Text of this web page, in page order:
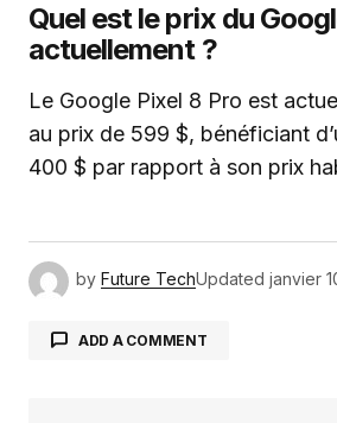
Quel est le prix du
actuellement ?
Le Google Pixel 8 Pro est
au prix de 599 $, bénéficiant
400 $ par rapport à son prix
by Future TechUpdated janvier
ADD A COMMENT